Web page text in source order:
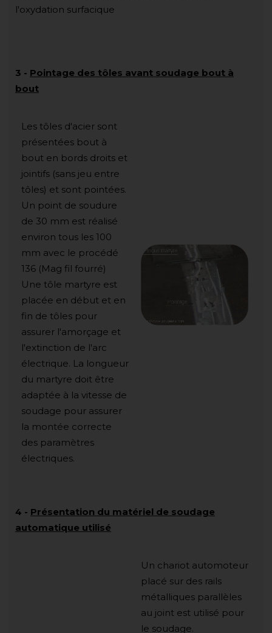
l'oxydation surfacique
3 - Pointage des tôles avant soudage bout à
bout
Les tôles d'acier sont
présentées bout à
bout en bords droits et
jointifs (sans jeu entre
tôles) et sont pointées.
Un point de soudure
de 30 mm est réalisé
environ tous les 100
mm avec le procédé
136 (Mag fil fourré)
Une tôle martyre est
placée en début et en
fin de tôles pour
assurer l'amorçage et
l'extinction de l'arc
électrique. La longueur
du martyre doit être
adaptée à la vitesse de
soudage pour assurer
la montée correcte
des paramètres
électriques.
4 - Présentation du matériel de soudage
automatique utilisé
Un chariot automoteur
placé sur des rails
métalliques parallèles
au joint est utilisé pour
le soudage.